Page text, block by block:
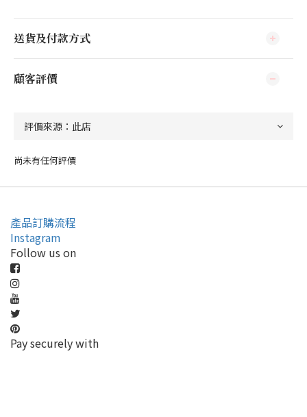
送貨及付款方式
顧客評價
尚未有任何評價
產品訂購流程
Instagram
Follow us on
Pay securely with